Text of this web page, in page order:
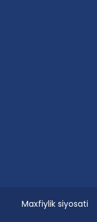
Maxfiylik siyosati